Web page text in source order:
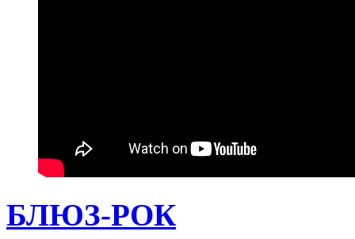
БЛЮЗ-РОК